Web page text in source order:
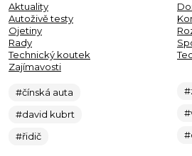
Aktuality
Autoživě testy
Ojetiny
Rady
Technický koutek
Zajímavosti
#čínská auta
#david kubrt
#řidič